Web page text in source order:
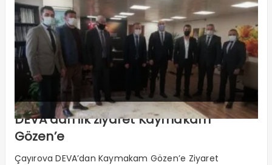
DEVA’dan ilk ziyaret Kaymakam
Gözen’e
Çayırova DEVA’dan Kaymakam Gözen’e Ziyaret